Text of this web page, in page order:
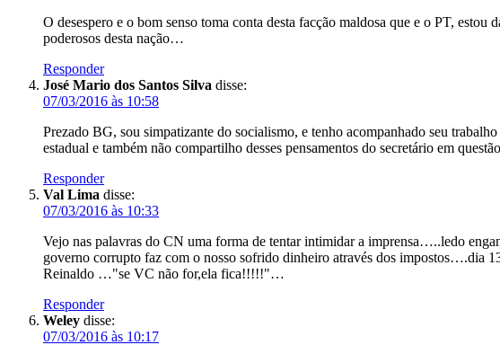
O desespero e o bom senso toma conta desta facção maldosa que e o PT,
poderosos desta nação…
Responder
José Mario dos Santos Silva disse:
07/03/2016 às 10:58
Prezado BG, sou simpatizante do socialismo, e tenho acompanhado seu
estadual e também não compartilho desses pensamentos do secretário em
Responder
Val Lima disse:
07/03/2016 às 10:33
Vejo nas palavras do CN uma forma de tentar intimidar a imprensa…..ledo
governo corrupto faz com o nosso sofrido dinheiro através dos impostos….dia
Reinaldo …"se VC não for,ela fica!!!!!"…
Responder
Weley disse:
07/03/2016 às 10:17